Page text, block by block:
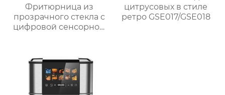
Фритюрница из
прозрачного стекла с
цифровой сенсорной
цитрусовых в стиле
ретро GSE017/GSE018